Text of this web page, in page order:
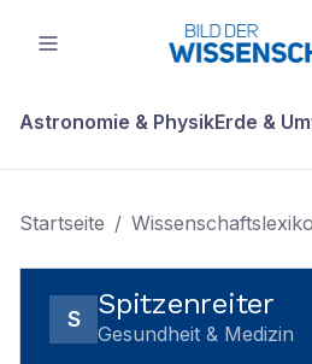
Astronomie & PhysikErde &
Startseite /
S Spitzenreiter
Gesundheit & Medizin